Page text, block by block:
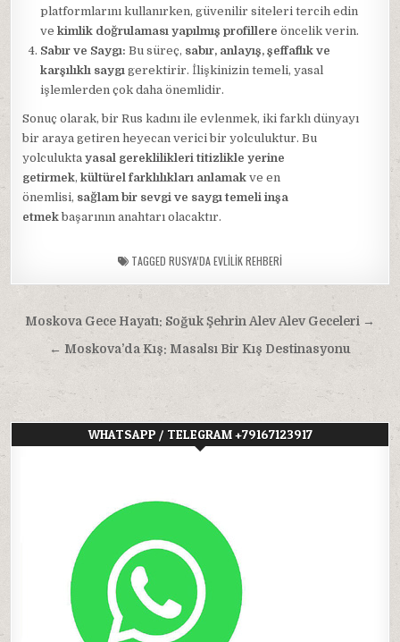
platformlarını kullanırken, güvenilir siteleri tercih edin
vekimlik doğrulaması yapılmış profillere öncelik verin.
Sabır ve Saygı: Bu süreç, sabır, anlayış, şeffaflık ve
karşılıklı saygı gerektirir. İlişkinizin temeli, yasal
işlemlerden çok daha önemlidir.
Sonuç olarak, bir Rus kadını ile evlenmek, iki farklı dünyayı
bir araya getiren heyecan verici bir yolculuktur. Bu
yolculuktayasal gereklilikleri titizlikle yerine
getirmek,kültürel farklılıkları anlamak ve en
önemlisi, sağlam bir sevgi ve saygı temeli inşa
etmekbaşarının anahtarı olacaktır.
TAGGED RUSYA’DA EVLILIK REHBERI
Yazı
gezinmesi
Moskova Gece Hayatı: Soğuk Şehrin Alev Alev Geceleri →
← Moskova’da Kış: Masalsı Bir Kış Destinasyonu
WHATSAPP / TELEGRAM +79167123917